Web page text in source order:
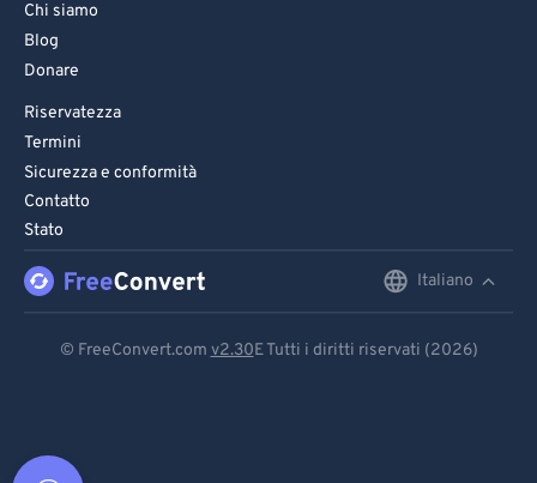
Chi siamo
Blog
Donare
Riservatezza
Termini
Sicurezza e conformità
Contatto
Stato
Italiano
© FreeConvert.com v2.30E Tutti i diritti riservati (2026)